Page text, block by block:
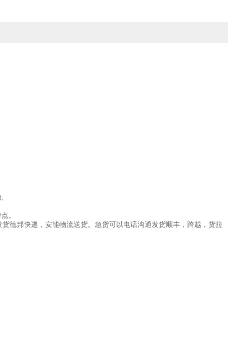
。
德邦快递，安能物流送货。急货可以电话沟通发货顺丰，跨越，货拉